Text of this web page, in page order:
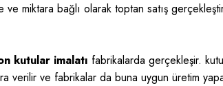
miktara bağlı olarak toptan satış
kutular imalatı fabrikalarda gerçekleşir.
verilir ve fabrikalar da buna uygun üretim